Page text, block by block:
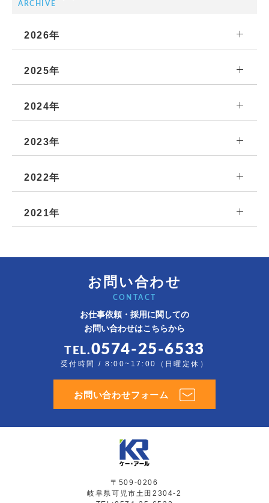
ARCHIVE
2026年
2025年
2024年
2023年
2022年
2021年
お問い合わせ
CONTACT
お仕事依頼・採用に関しての
お問い合わせはこちらから
TEL.0574-25-6533
受付時間 / 8:00~17:00（日曜定休）
お問い合わせフォーム
〒509-0206
岐阜県可児市土田2304-2